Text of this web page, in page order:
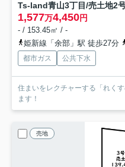
Ts-land青山3丁目/売土地2
1,577万4,450円
- / 153.45㎡ / -
姫新線「余部」駅 徒歩27分
都市ガス 公共下水
住まいをレクチャーする「れく
ます！
売地